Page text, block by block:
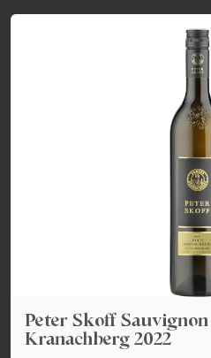
Peter Skoff
Kranachberg 2022